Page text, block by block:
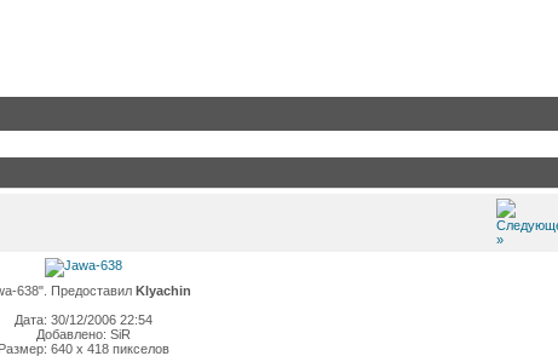
638". Предоставил Klyachin
Дата: 30/12/2006 22:54
Добавлено: SiR
Размер: 640 x 418 пикселов